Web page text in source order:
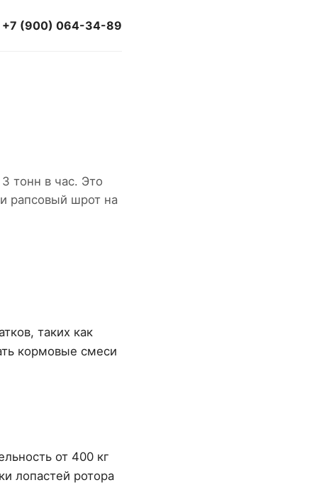
+7 (900) 064-34-89
тонн в час. Это
рапсовый шрот на
таких как
кормовые смеси
от 400 кг
лопастей ротора